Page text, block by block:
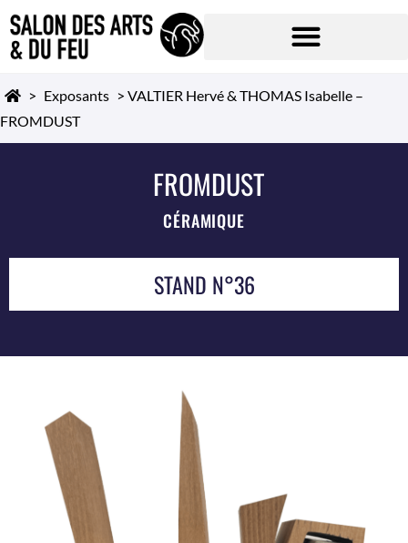
> Exposants > VALTIER Hervé & THOMAS Isabelle –
FROMDUST
FROMDUST
CÉRAMIQUE
STAND N°36